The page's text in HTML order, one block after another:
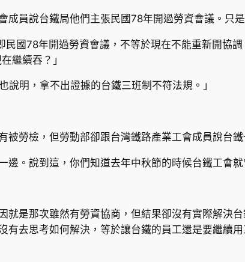
成員說台鐵局他們主張民國78年開過勞資會議。只
國78年開過勞資會議，不等於現在不能重新開協
繼續吞？」
說明，拿不出證據的台鐵三班制不符法規。」
被勞檢，但勞動部卻跟台灣鐵路產業工會成員說台
。說到這，你們知道去年中秋節的時候台鐵工會
就是那次雖然有勞資協商，但結果卻沒有實際解決
有去思考如何解決，等於讓台鐵的員工還是要繼續